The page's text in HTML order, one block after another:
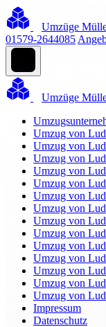
Umzüge
01579-2644085
Umzüge
Umzug von
Umzug von
Umzug von
Umzug von
Umzug von
Umzug von
Umzug von
Umzug von
Umzug von
Umzug von
Umzug von
Umzug von
Umzug von
Umzug von
Impressum
Datenschutz